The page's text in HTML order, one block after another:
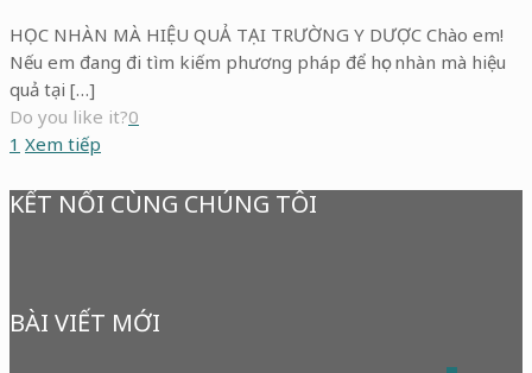
HỌC NHÀN MÀ HIỆU QUẢ TẠI TRƯỜNG Y DƯỢC Chào em!
Nếu em đang đi tìm kiếm phương pháp để học nhàn mà hiệu
quả tại […]
Do you like it?0
1 Xem tiếp
KẾT NỐI CÙNG CHÚNG TÔI
BÀI VIẾT MỚI